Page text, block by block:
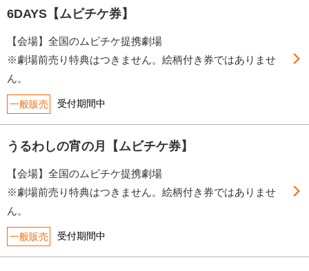
6DAYS【ムビチケ券】
【会場】全国のムビチケ提携劇場
※劇場前売り特典はつきません。絵柄付き券ではありませ
ん。
一般販売 受付期間中
うるわしの宵の月【ムビチケ券】
【会場】全国のムビチケ提携劇場
※劇場前売り特典はつきません。絵柄付き券ではありませ
ん。
一般販売 受付期間中